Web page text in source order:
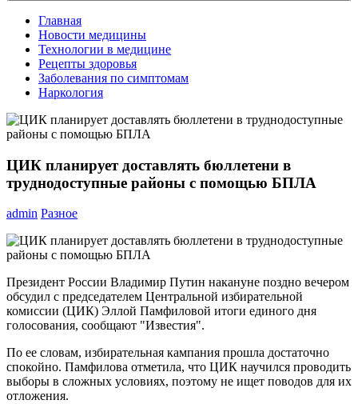
Главная
Новости медицины
Технологии в медицине
Рецепты здоровья
Заболевания по симптомам
Наркология
ЦИК планирует доставлять бюллетени в
труднодоступные районы с помощью БПЛА
admin Разное
Президент России Владимир Путин накануне поздно вечером
обсудил с председателем Центральной избирательной
комиссии (ЦИК) Эллой Памфиловой итоги единого дня
голосования, сообщают "Известия".
По ее словам, избирательная кампания прошла достаточно
спокойно. Памфилова отметила, что ЦИК научился проводить
выборы в сложных условиях, поэтому не ищет поводов для их
отложения.